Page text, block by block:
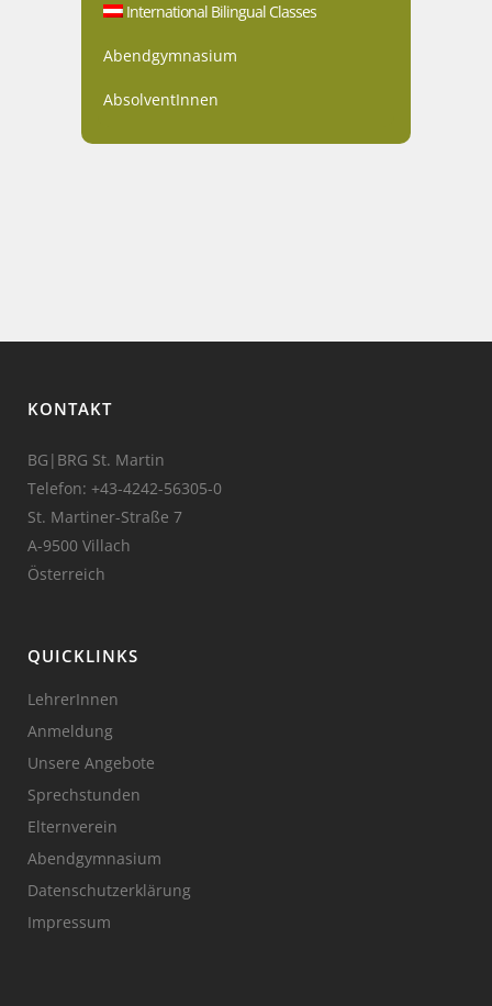
International Bilingual Classes
Abendgymnasium
AbsolventInnen
KONTAKT
BG|BRG St. Martin
Telefon: +43-4242-56305-0
St. Martiner-Straße 7
A-9500 Villach
Österreich
QUICKLINKS
LehrerInnen
Anmeldung
Unsere Angebote
Sprechstunden
Elternverein
Abendgymnasium
Datenschutzerklärung
Impressum